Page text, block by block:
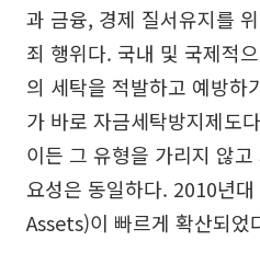
과 금융, 경제 질서유지를
죄 행위다. 국내 및 국제적
의 세탁을 적발하고 예방하
가 바로 자금세탁방지제도
이든 그 유형을 가리지 않
요성은 동일하다. 2010년
Assets)이 빠르게 확산되었